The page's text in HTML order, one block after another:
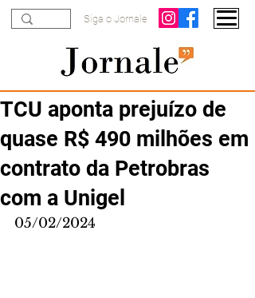
Siga o Jornale
TCU aponta prejuízo de
quase R$ 490 milhões em
contrato da Petrobras
com a Unigel
05/02/2024